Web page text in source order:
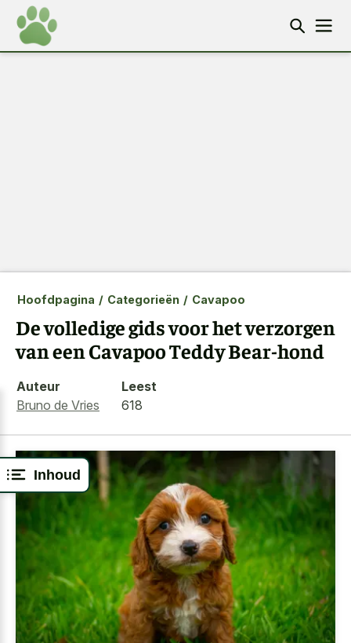
Inhoud
Hoofdpagina / Categorieën / Cavapoo
De volledige gids voor het verzorgen
van een Cavapoo Teddy Bear-hond
Auteur
Bruno de Vries
Leest
618